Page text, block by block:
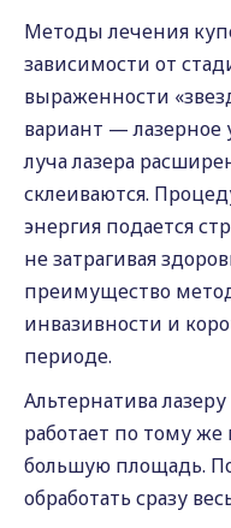
Методы лечения
зависимости от
выраженности
вариант — лазерное
луча лазера
склеиваются.
энергия подается
не затрагивая
преимущество
инвазивности и
периоде.
Альтернатива
работает по тому
большую площадь.
обработать сразу